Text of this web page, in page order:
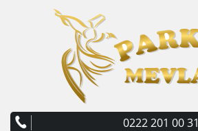
0222 201 00 31